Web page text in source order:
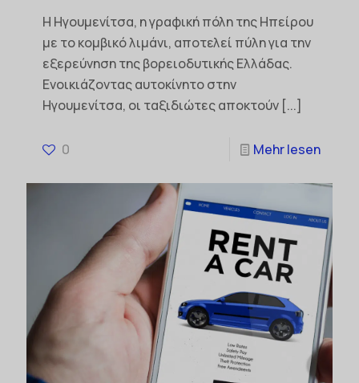
Η Ηγουμενίτσα, η γραφική πόλη της Ηπείρου
με το κομβικό λιμάνι, αποτελεί πύλη για την
εξερεύνηση της βορειοδυτικής Ελλάδας.
Ενοικιάζοντας αυτοκίνητο στην
Ηγουμενίτσα, οι ταξιδιώτες αποκτούν [...]
0 Mehr lesen